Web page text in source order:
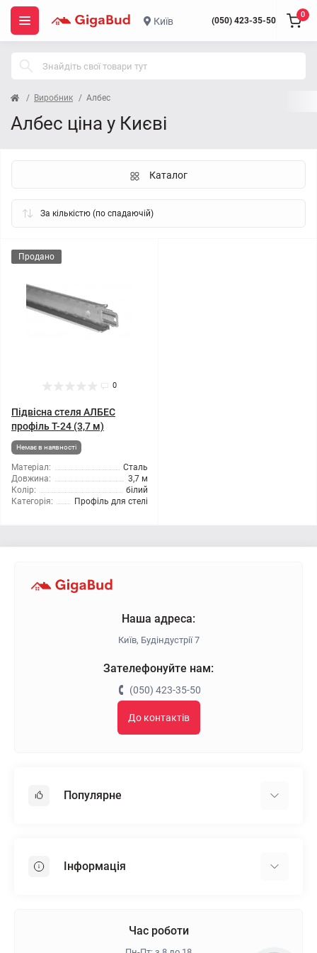
Київ (050) 423-35-50
0
Виробник Албес
Албес ціна у Києві
Каталог
Продано
0
Підвісна стеля АЛБЕС
профіль T-24 (3,7 м)
Немає в наявності
Матеріал:
Сталь
Довжина:
3,7 м
Колір:
білий
Категорія:
Профіль для стелі
Наша адреса:
Київ, Будіндустрії 7
Зателефонуйте нам:
(050) 423-35-50
До контактів
Популярне
Пінопласт
Інформація
Час роботи